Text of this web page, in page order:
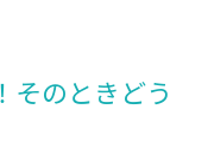
そのときどう